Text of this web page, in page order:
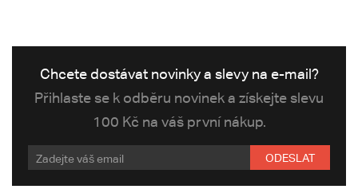
Chcete dostávat novinky a slevy na e-mail?
Přihlaste se k odběru novinek a získejte slevu
100 Kč na váš první nákup.
ODESLAT